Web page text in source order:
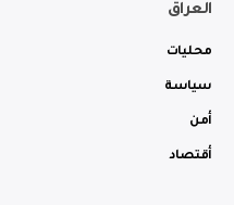
العراق
محليات
سياسة
أمن
أقتصاد